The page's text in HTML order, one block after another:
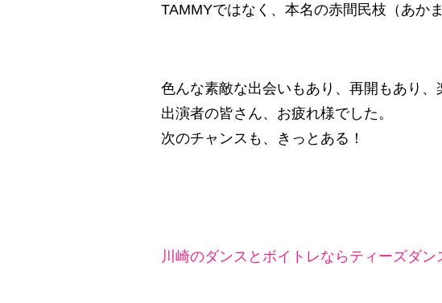
TAMMYではなく、本名の赤間民枝（あか
色んな素敵な出会いもあり、再開もあり、
出演者の皆さん、お疲れ様でした。
次のチャンスも、きっとある！
川崎のダンスとボイトレならティーズダ